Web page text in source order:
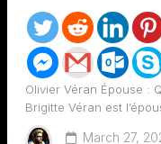
Olivier Véran Épouse :
Brigitte Véran est
March 27,